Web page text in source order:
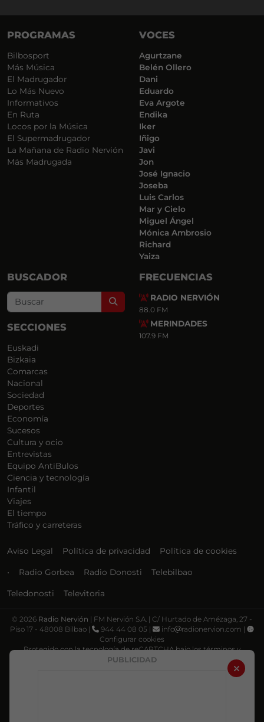
PUBLICIDAD
PROGRAMAS
Bilbosport
Más Música
El Madrugador
Lo Más Nuevo
Informativos
En Ruta
Locos por la Música
El Supermadrugador
La Mañana de Radio Nervión
Más Madrugada
VOCES
Agurtzane
Belén Ollero
Dani
Eduardo
Eva Argote
Endika
Iker
Iñigo
Javi
Jon
José Ignacio
Joseba
Luis Carlos
Mar y Cielo
Miguel Ángel
Mónica Ambrosio
Richard
Yaiza
BUSCADOR
Search
SECCIONES
Euskadi
Bizkaia
Comarcas
Nacional
Sociedad
Deportes
Economía
Sucesos
Cultura y ocio
Entrevistas
Equipo AntiBulos
Ciencia y tecnología
Infantil
Viajes
El tiempo
Tráfico y carreteras
FRECUENCIAS
RADIO NERVIÓN
88.0 FM
MERINDADES
107.9 FM
Aviso Legal Política de privacidad Política de cookies
• Radio Gorbea Radio Donosti Telebilbao
Teledonosti Televitoria
© 2026 Radio Nervión | FM Nervión S.A. | C/ Hurtado de Amézaga, 27 -
Piso 17 - 48008 Bilbao |
944 44 08 05 | info
radionervion.com |
Configurar cookies
Protegido con la tecnología de reCAPTCHA bajo los términos y
Política de privacidad Términos de servicio